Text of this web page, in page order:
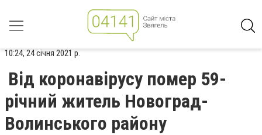
10:24, 24 січня 2021 р.
Від коронавірусу помер 59-
річний житель Новоград-
Волинського району